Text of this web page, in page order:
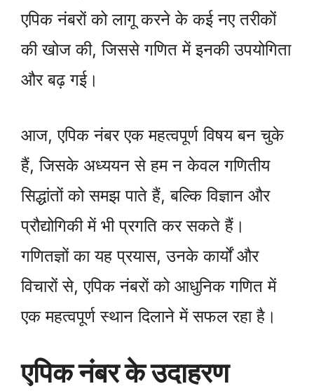
एपिक नंबरों को लागू करने के कई नए तरीकों
की खोज की, जिससे गणित में इनकी उपयोगिता
और बढ़ गई।
आज, एपिक नंबर एक महत्वपूर्ण विषय बन चुके
हैं, जिसके अध्ययन से हम न केवल गणितीय
सिद्धांतों को समझ पाते हैं, बल्कि विज्ञान और
प्रौद्योगिकी में भी प्रगति कर सकते हैं।
गणितज्ञों का यह प्रयास, उनके कार्यों और
विचारों से, एपिक नंबरों को आधुनिक गणित में
एक महत्वपूर्ण स्थान दिलाने में सफल रहा है।
एपिक नंबर के उदाहरण